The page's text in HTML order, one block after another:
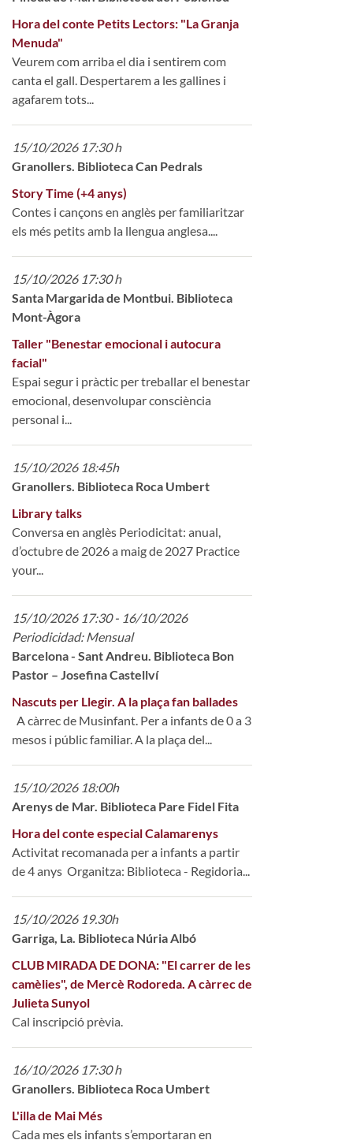
Hora del conte Petits Lectors: "La Granja
Menuda"
Veurem com arriba el dia i sentirem com
canta el gall. Despertarem a les gallines i
agafarem tots...
15/10/2026 17:30 h
Granollers. Biblioteca Can Pedrals
Story Time (+4 anys)
Contes i cançons en anglès per familiaritzar
els més petits amb la llengua anglesa....
15/10/2026 17:30 h
Santa Margarida de Montbui. Biblioteca
Mont-Àgora
Taller "Benestar emocional i autocura
facial"
Espai segur i pràctic per treballar el benestar
emocional, desenvolupar consciència
personal i...
15/10/2026 18:45h
Granollers. Biblioteca Roca Umbert
Library talks
Conversa en anglès Periodicitat: anual,
d’octubre de 2026 a maig de 2027 Practice
your...
15/10/2026 17:30 - 16/10/2026
Periodicidad: Mensual
Barcelona - Sant Andreu. Biblioteca Bon
Pastor – Josefina Castellví
Nascuts per Llegir. A la plaça fan ballades
A càrrec de Musinfant. Per a infants de 0 a 3
mesos i públic familiar. A la plaça del...
15/10/2026 18:00h
Arenys de Mar. Biblioteca Pare Fidel Fita
Hora del conte especial Calamarenys
Activitat recomanada per a infants a partir
de 4 anys Organitza: Biblioteca - Regidoria...
15/10/2026 19.30h
Garriga, La. Biblioteca Núria Albó
CLUB MIRADA DE DONA: "El carrer de les
camèlies", de Mercè Rodoreda. A càrrec de
Julieta Sunyol
Cal inscripció prèvia.
16/10/2026 17:30 h
Granollers. Biblioteca Roca Umbert
L'illa de Mai Més
Cada mes els infants s’emportaran en